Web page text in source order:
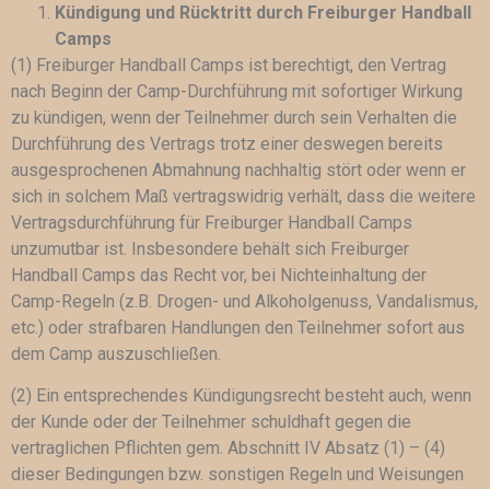
Kündigung und Rücktritt durch Freiburger Handball
Camps
(1) Freiburger Handball Camps ist berechtigt, den Vertrag
nach Beginn der Camp-Durchführung mit sofortiger Wirkung
zu kündigen, wenn der Teilnehmer durch sein Verhalten die
Durchführung des Vertrags trotz einer deswegen bereits
ausgesprochenen Abmahnung nachhaltig stört oder wenn er
sich in solchem Maß vertragswidrig verhält, dass die weitere
Vertragsdurchführung für Freiburger Handball Camps
unzumutbar ist. Insbesondere behält sich Freiburger
Handball Camps das Recht vor, bei Nichteinhaltung der
Camp-Regeln (z.B. Drogen- und Alkoholgenuss, Vandalismus,
etc.) oder strafbaren Handlungen den Teilnehmer sofort aus
dem Camp auszuschließen.
(2) Ein entsprechendes Kündigungsrecht besteht auch, wenn
der Kunde oder der Teilnehmer schuldhaft gegen die
vertraglichen Pflichten gem. Abschnitt IV Absatz (1) – (4)
dieser Bedingungen bzw. sonstigen Regeln und Weisungen